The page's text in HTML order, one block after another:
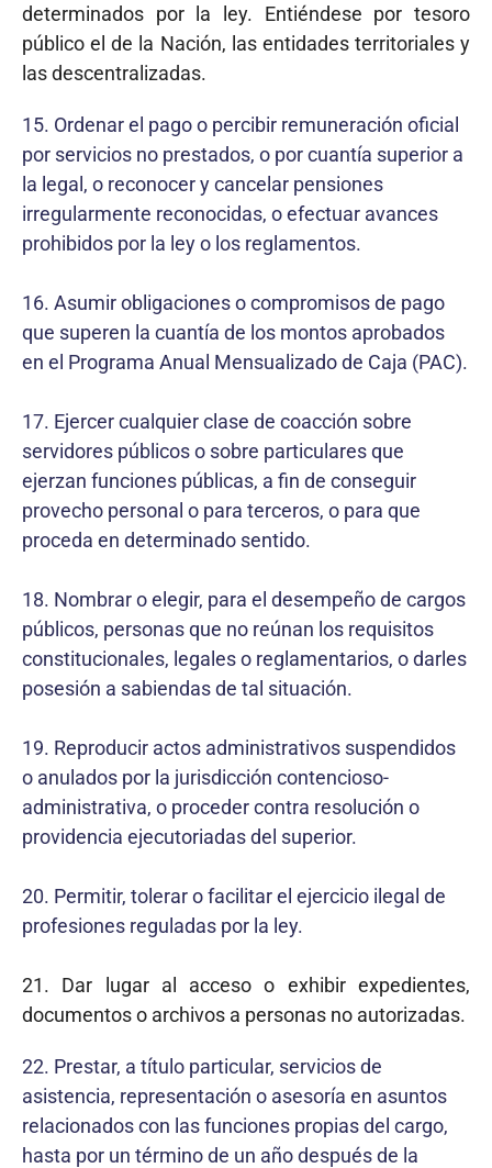
determinados por la ley. Entiéndese por tesoro
público el de la Nación, las entidades territoriales y
las descentralizadas.
15. Ordenar el pago o percibir remuneración oficial
por servicios no prestados, o por cuantía superior a
la legal, o reconocer y cancelar pensiones
irregularmente reconocidas, o efectuar avances
prohibidos por la ley o los reglamentos.
16. Asumir obligaciones o compromisos de pago
que superen la cuantía de los montos aprobados
en el Programa Anual Mensualizado de Caja (PAC).
17. Ejercer cualquier clase de coacción sobre
servidores públicos o sobre particulares que
ejerzan funciones públicas, a fin de conseguir
provecho personal o para terceros, o para que
proceda en determinado sentido.
18. Nombrar o elegir, para el desempeño de cargos
públicos, personas que no reúnan los requisitos
constitucionales, legales o reglamentarios, o darles
posesión a sabiendas de tal situación.
19. Reproducir actos administrativos suspendidos
o anulados por la jurisdicción contencioso-
administrativa, o proceder contra resolución o
providencia ejecutoriadas del superior.
20. Permitir, tolerar o facilitar el ejercicio ilegal de
profesiones reguladas por la ley.
21. Dar lugar al acceso o exhibir expedientes,
documentos o archivos a personas no autorizadas.
22. Prestar, a título particular, servicios de
asistencia, representación o asesoría en asuntos
relacionados con las funciones propias del cargo,
hasta por un término de un año después de la